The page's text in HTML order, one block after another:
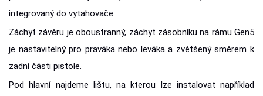
integrovaný do vytahovače.
Záchyt závěru je oboustranný, záchyt zásobníku na rámu Gen5
je nastavitelný pro praváka nebo leváka a zvětšený směrem k
zadní části pistole.
Pod hlavní najdeme lištu, na kterou lze instalovat například